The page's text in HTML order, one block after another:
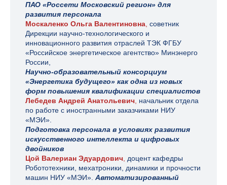
ПАО «Россети Московский регион» для
развития персонала
Москаленко Ольга Валентиновна советник
Дирекции научно-технологического и
инновационного развития отраслей ТЭК ФГБУ
«Российское энергетическое агентство» Минэнерго
России,
Научно-образовательный консорциум
«Энергетика будущего» как одна из новых
форм повышения квалификации специалистов
Лебедев Андрей Анатольевич начальник отдела
по работе с иностранными заказчиками НИУ
«МЭИ».
Подготовка персонала в условиях развития
искусственного интеллекта и цифровых
двойников
Цой Валериан Эдуардович доцент кафедры
Робототехники, мехатроники, динамики и прочности
машин НИУ «МЭИ». Автоматизированный